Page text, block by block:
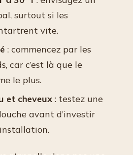
surtout si les
vite.
: commencez par les
car c’est là que le
le plus.
et cheveux : testez une
avant d’investir